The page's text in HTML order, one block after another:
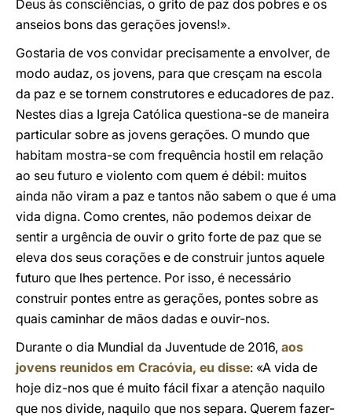
Deus às consciências, o grito de paz dos pobres e os
anseios bons das gerações jovens!».
Gostaria de vos convidar precisamente a envolver, de
modo audaz, os jovens, para que cresçam na escola
da paz e se tornem construtores e educadores de paz.
Nestes dias a Igreja Católica questiona-se de maneira
particular sobre as jovens gerações. O mundo que
habitam mostra-se com frequência hostil em relação
ao seu futuro e violento com quem é débil: muitos
ainda não viram a paz e tantos não sabem o que é uma
vida digna. Como crentes, não podemos deixar de
sentir a urgência de ouvir o grito forte de paz que se
eleva dos seus corações e de construir juntos aquele
futuro que lhes pertence. Por isso, é necessário
construir pontes entre as gerações, pontes sobre as
quais caminhar de mãos dadas e ouvir-nos.
Durante o dia Mundial da Juventude de 2016, aos
jovens reunidos em Cracóvia, eu disse: «A vida de
hoje diz-nos que é muito fácil fixar a atenção naquilo
que nos divide, naquilo que nos separa. Querem fazer-